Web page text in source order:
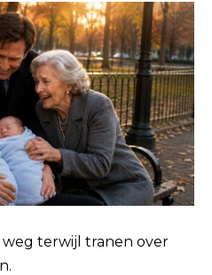
weg terwijl tranen over